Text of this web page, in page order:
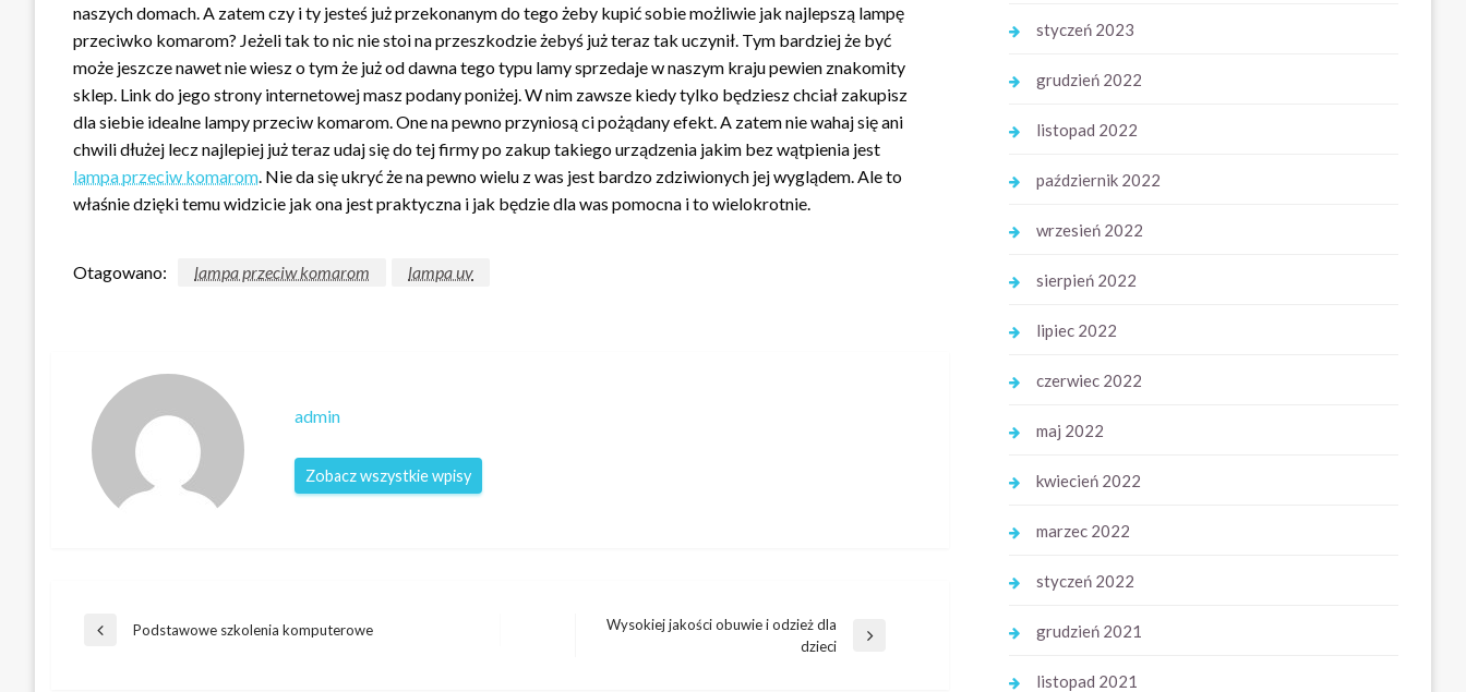
naszych domach. A zatem czy i ty jesteś już przekonanym do tego żeby kupić sobie możliwie jak najlepszą lampę
przeciwko komarom? Jeżeli tak to nic nie stoi na przeszkodzie żebyś już teraz tak uczynił. Tym bardziej że być
może jeszcze nawet nie wiesz o tym że już od dawna tego typu lamy sprzedaje w naszym kraju pewien znakomity
sklep. Link do jego strony internetowej masz podany poniżej. W nim zawsze kiedy tylko będziesz chciał zakupisz
dla siebie idealne lampy przeciw komarom. One na pewno przyniosą ci pożądany efekt. A zatem nie wahaj się ani
chwili dłużej lecz najlepiej już teraz udaj się do tej firmy po zakup takiego urządzenia jakim bez wątpienia jest
lampa przeciw komarom. Nie da się ukryć że na pewno wielu z was jest bardzo zdziwionych jej wyglądem. Ale to
właśnie dzięki temu widzicie jak ona jest praktyczna i jak będzie dla was pomocna i to wielokrotnie.
Otagowano: lampa przeciw komarom lampa uv
admin
Zobacz wszystkie wpisy
Nawigacja
Poprzedni
Podstawowe szkolenia komputerowe
Wysokiej jakości obuwie i odzież dla
dzieci
styczeń 2023
grudzień 2022
listopad 2022
październik 2022
wrzesień 2022
sierpień 2022
lipiec 2022
czerwiec 2022
maj 2022
kwiecień 2022
marzec 2022
styczeń 2022
grudzień 2021
listopad 2021